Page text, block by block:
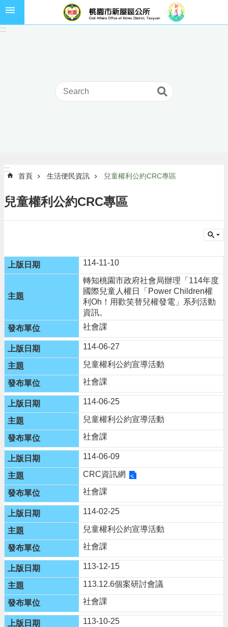
跳到主要內容區塊
介
紹
訊
息
活
便
資
訊
機
關
通
訊
錄
相
關
資
料
回
首
頁
網
站
導
覽
市
政
信
箱
常
見
問
答
:::
:::
:::
首頁 生活便民資訊 兒童權利公約CRC專區
兒童權利公約CRC專區
114-11-10
轉知桃園市政府社會局辦理「114年度
國際兒童人權日「Power Children權
利Oh！用歡笑替兒權發電」系列活動
資訊。
社會課
114-06-27
兒童權利公約宣導活動
社會課
114-06-25
兒童權利公約宣導活動
社會課
114-06-09
CRC資訊網
社會課
114-02-25
兒童權利公約宣導活動
社會課
113-12-15
113.12.6個案研討會議
社會課
113-10-25